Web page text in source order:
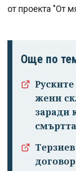
от проекта "От
Още по
жени
заради